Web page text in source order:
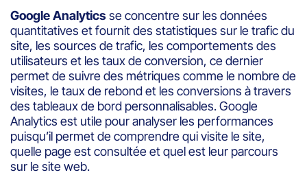
Google Analyticsse concentre sur les données
quantitatives et fournit des statistiques sur le trafic du
site, les sources de trafic, les comportements des
utilisateurs et les taux de conversion, ce dernier
permet de suivre des métriques comme le nombre de
visites, le taux de rebond et les conversions à travers
des tableaux de bord personnalisables. Google
Analytics est utile pour analyser les performances
puisqu’il permet de comprendre qui visite le site,
quelle page est consultée et quel est leur parcours
sur le site web.